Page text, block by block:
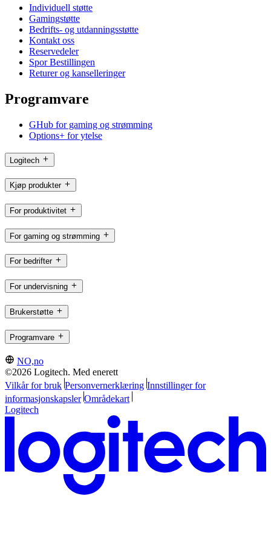
Individuell støtte
Gamingstøtte
Bedrifts- og utdanningsstøtte
Kontakt oss
Reservedeler
Spor Bestillingen
Returer og kanselleringer
Programvare
GHub for gaming og strømming
Options+ for ytelse
Logitech
Kjøp produkter
For produktivitet
For gaming og strømming
For bedrifter
For undervisning
Brukerstøtte
Programvare
NO,no
©2026 Logitech. Med enerett
Vilkår for bruk Personvernerklæring Innstillinger for
informasjonskapsler Områdekart
Logitech